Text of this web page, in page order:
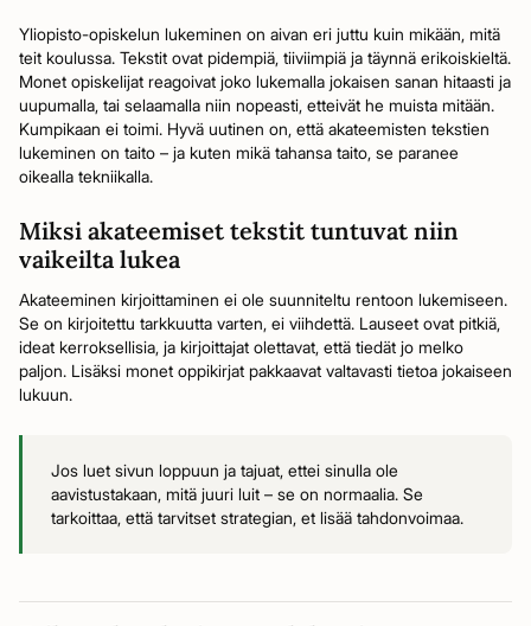
Yliopisto-opiskelun lukeminen on aivan eri juttu kuin mikään, mitä
teit koulussa. Tekstit ovat pidempiä, tiiviimpiä ja täynnä erikoiskieltä.
Monet opiskelijat reagoivat joko lukemalla jokaisen sanan hitaasti ja
uupumalla, tai selaamalla niin nopeasti, etteivät he muista mitään.
Kumpikaan ei toimi. Hyvä uutinen on, että akateemisten tekstien
lukeminen on taito – ja kuten mikä tahansa taito, se paranee
oikealla tekniikalla.
Miksi akateemiset tekstit tuntuvat niin
vaikeilta lukea
Akateeminen kirjoittaminen ei ole suunniteltu rentoon lukemiseen.
Se on kirjoitettu tarkkuutta varten, ei viihdettä. Lauseet ovat pitkiä,
ideat kerroksellisia, ja kirjoittajat olettavat, että tiedät jo melko
paljon. Lisäksi monet oppikirjat pakkaavat valtavasti tietoa jokaiseen
lukuun.
Jos luet sivun loppuun ja tajuat, ettei sinulla ole
aavistustakaan, mitä juuri luit – se on normaalia. Se
tarkoittaa, että tarvitset strategian, et lisää tahdonvoimaa.